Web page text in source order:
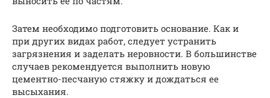
Затем необходимо подготовить основание. Как и
при других видах работ, следует устранить
загрязнения и заделать неровности. В большинстве
случаев рекомендуется выполнить новую
цементно-песчаную стяжку и дождаться ее
высыхания.